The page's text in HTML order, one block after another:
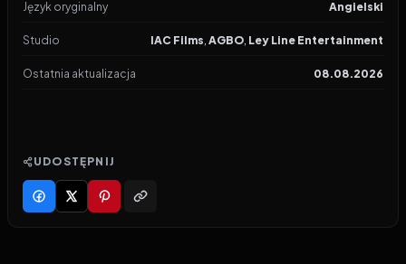
Język oryginalny Angielski
Studio IAC Films, AGBO, Ley Line Entertainment
Ostatnia aktualizacja 08.08.2026
UDOSTĘPNIJ